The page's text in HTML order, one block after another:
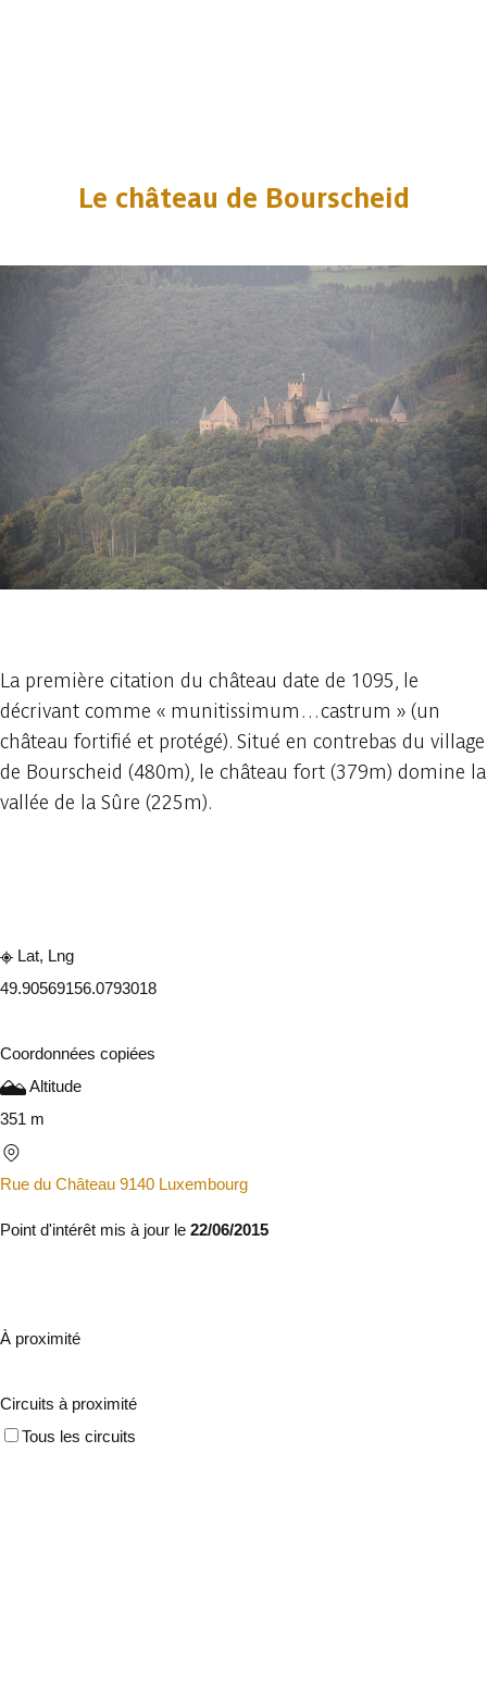
Le château de Bourscheid
La première citation du château date de 1095, le
décrivant comme « munitissimum…castrum » (un
château fortifié et protégé). Situé en contrebas du village
de Bourscheid (480m), le château fort (379m) domine la
vallée de la Sûre (225m).
Lat, Lng
49.90569156.0793018
Coordonnées copiées
Altitude
351 m
Rue du Château 9140 Luxembourg
Point d'intérêt mis à jour le 22/06/2015
À proximité
Circuits à proximité
Tous les circuits